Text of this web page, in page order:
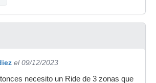
el 09/12/2023
necesito un Ride de 3 zonas que